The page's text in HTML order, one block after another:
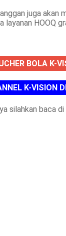
juga akan
layanan HOOQ
BOLA K-
K-VISION
silahkan baca di